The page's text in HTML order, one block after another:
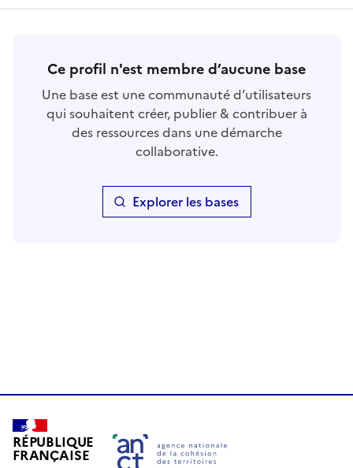
Ce profil n'est membre d’aucune base
Une base est une communauté d’utilisateurs
qui souhaitent créer, publier & contribuer à
des ressources dans une démarche
collaborative.
Explorer les bases
RÉPUBLIQUE
FRANÇAISE